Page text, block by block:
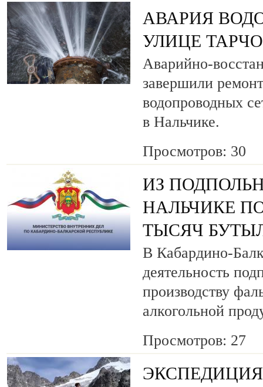
АВАРИЯ
УЛИЦЕ
Аварийно-
завершили
водопроводных
в Нальчике.
Просмотров: 30
ИЗ
НАЛЬЧИКЕ
ТЫСЯЧ
В Кабардино-
деятельность
производству
алкогольной
Просмотров: 27